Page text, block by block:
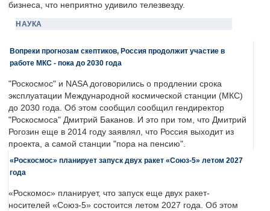
бизнеса, что неприятно удивило телезвезду.
НАУКА
Вопреки прогнозам скептиков, Россия продолжит участие в
работе МКС - пока до 2030 года
"Роскосмос" и NASA договорились о продлении срока
эксплуатации Международной космической станции (МКС)
до 2030 года. Об этом сообщил сообщил гендиректор
"Роскосмоса" Дмитрий Баканов. И это при том, что Дмитрий
Рогозин еще в 2014 году заявлял, что Россия выходит из
проекта, а самой станции "пора на пенсию".
«Роскосмос» планирует запуск двух ракет «Союз-5» летом 2027
года
«Роскомос» планирует, что запуск еще двух ракет-
носителей «Союз-5» состоится летом 2027 года. Об этом